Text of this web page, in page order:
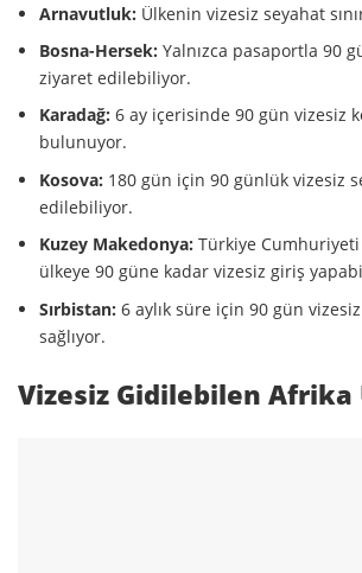
Arnavutluk: Ülkenin vizesiz seyahat
Bosna-Hersek:Yalnızca pasaportla 90
ziyaret edilebiliyor.
Karadağ: 6 ay içerisinde 90 gün vizesiz
bulunuyor.
Kosova: 180 gün için 90 günlük vizesiz
edilebiliyor.
Kuzey Makedonya: Türkiye Cumhuriyeti
ülkeye 90 güne kadar vizesiz giriş
Sırbistan: 6 aylık süre için 90 gün
sağlıyor.
Vizesiz Gidilebilen